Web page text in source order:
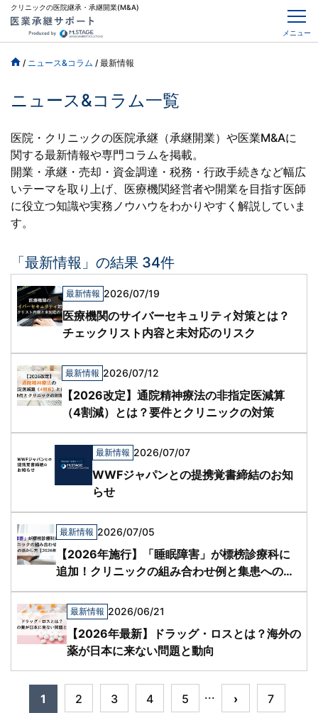
クリニックの医院継承・承継開業(M&A)
メニュー
/ ニュース&コラム / 最新情報
ニュース&コラム一覧
医院・クリニックの医院承継（承継開業）や医業M&Aに
関する最新情報や専門コラムを掲載。
開業・承継・売却・資金調達・税務・行政手続きなど幅広
いテーマを取り上げ、 医療機関経営者や開業を目指す医師
に役立つ知識や実務ノウハウをわかりやすく解説していま
す。
「最新情報」の結果 34件
最新情報 2026/07/19
医療機関のサイバーセキュリティ対策とは？
チェックリスト内容と未対応のリスク
最新情報 2026/07/12
【2026改定】通院精神療法の非指定医減算
（4割減）とは？要件とクリニックの対策
最新情報 2026/07/07
WWFジャパンとの提携覚書締結のお知
らせ
最新情報 2026/07/05
【2026年施行】「睡眠障害」が標榜診療科に
追加！クリニックの組み合わせ例と集患への活
かし方
最新情報 2026/06/21
【2026年最新】ドラッグ・ロスとは？海外の
薬が日本に来ない問題と動向
1 2 3 4 5 ... › 7